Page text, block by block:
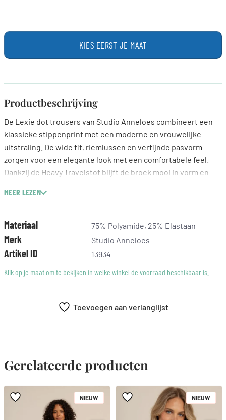
KIES EERST JE MAAT
Productbeschrijving
De Lexie dot trousers van Studio Anneloes combineert een
klassieke stippenprint met een moderne en vrouwelijke
uitstraling. De wide fit, riemlussen en verfijnde pasvorm
zorgen voor een elegante look met een comfortabele feel.
Dankzij de Heavy Travelstof blijft de broek mooi in vorm en
Wide fit
Steekzakken
Riemlussen
Gemaakt van Heavy Travelstof (75% Polyamide, 25% Elastaan)
Deze bruine broek met ecru kleurige stippen heeft een
stijlvolle en speelse uitstraling. Bruin geeft je look warmte en
basics als opvallende kleuren.
MEER LEZEN
Materiaal 75% Polyamide, 25% Elastaan
Merk Studio Anneloes
Artikel ID
13934
Klik op je maat om te bekijken in welke winkel de voorraad beschikbaar is.
Toevoegen aan verlanglijst
Gerelateerde producten
NIEUW NIEUW